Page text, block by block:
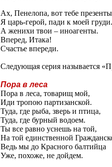
Ах, Пенелопа, вот тебе
Я царь-герой, пади к моей груди.
А женихи твои – иноагенты.
Вперед, Итака!
Счастье впереди.
Следующая серия называется
Пора в леса
Пора в леса, товарищ мой,
Иди тропою партизанской.
Туда, где рыба, зверь и птица,
Туда, где бурный водоем.
Ты все равно уснешь на той,
На той единственной
Ведь мы до Красного балтийца
Уже, похоже, не дойдем.